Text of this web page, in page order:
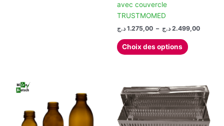
avec couvercle
TRUSTMOMED
1.275,00 د.ج – 2.499,00 د.ج
Plage
Choix des options
produit
variations.
Les
options
peuvent